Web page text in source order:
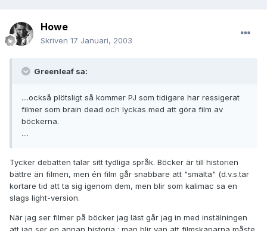
Howe
Skriven 17 Januari, 2003
Greenleaf sa:
....också plötsligt så kommer PJ som tidigare har ressigerat
filmer som brain dead och lyckas med att göra film av
böckerna.
....
Tycker debatten talar sitt tydliga språk. Böcker är till historien
bättre än filmen, men én film går snabbare att "smälta" (d.v.s.tar
kortare tid att ta sig igenom dem, men blir som kalimac sa en
slags light-version.
När jag ser filmer på böcker jag läst går jag in med instälningen
att jag ser en annan historia ; man blir van att filmskaparna måste